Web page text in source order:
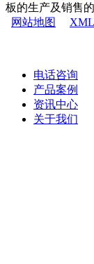
板的生产及销售
网站地图
电话咨询
产品案例
资讯中心
关于我们